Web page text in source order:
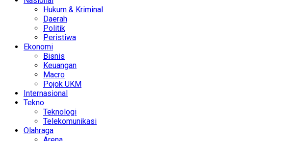
Hukum & Kriminal
Daerah
Politik
Peristiwa
Ekonomi
Bisnis
Keuangan
Macro
Pojok UKM
Internasional
Tekno
Teknologi
Telekomunikasi
Olahraga